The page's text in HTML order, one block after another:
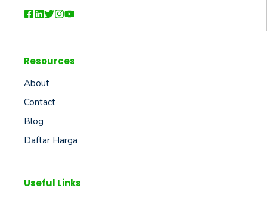
Resources
About
Contact
Blog
Daftar Harga
Useful Links